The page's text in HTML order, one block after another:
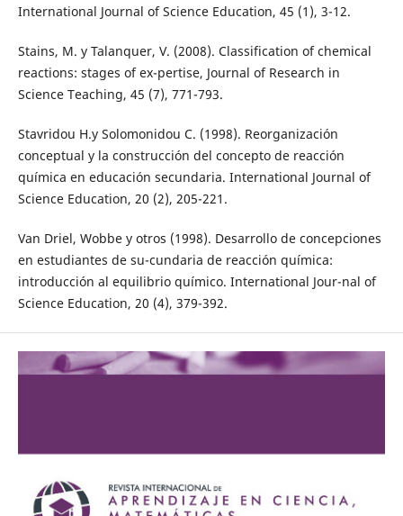
International Journal of Science Education, 45 (1), 3-12.
Stains, M. y Talanquer, V. (2008). Classification of chemical
reactions: stages of ex-pertise, Journal of Research in
Science Teaching, 45 (7), 771-793.
Stavridou H.y Solomonidou C. (1998). Reorganización
conceptual y la construcción del concepto de reacción
química en educación secundaria. International Journal of
Science Education, 20 (2), 205-221.
Van Driel, Wobbe y otros (1998). Desarrollo de concepciones
en estudiantes de su-cundaria de reacción química:
introducción al equilibrio químico. International Jour-nal of
Science Education, 20 (4), 379-392.